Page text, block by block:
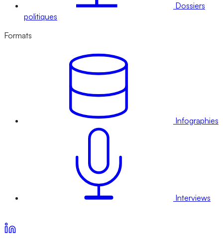
Dossiers
politiques
Formats
Infographies
Interviews